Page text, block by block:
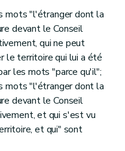
mots "l'étranger dont la
devant le Conseil
qui ne peut
le territoire qui lui a été
les mots "parce qu'il";
mots "l'étranger dont la
devant le Conseil
et qui s'est vu
et qui" sont